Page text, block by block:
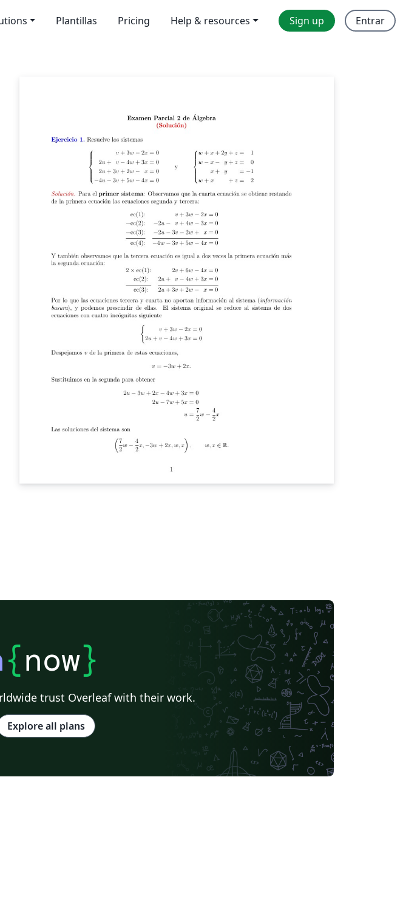
Plantillas Pricing Help & resources Sign up Entrar
{now}
trust Overleaf with their work.
Explore all plans